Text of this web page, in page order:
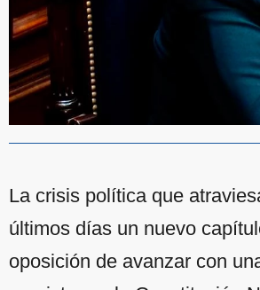
La crisis política que
últimos días un nuevo
oposición de avanzar con